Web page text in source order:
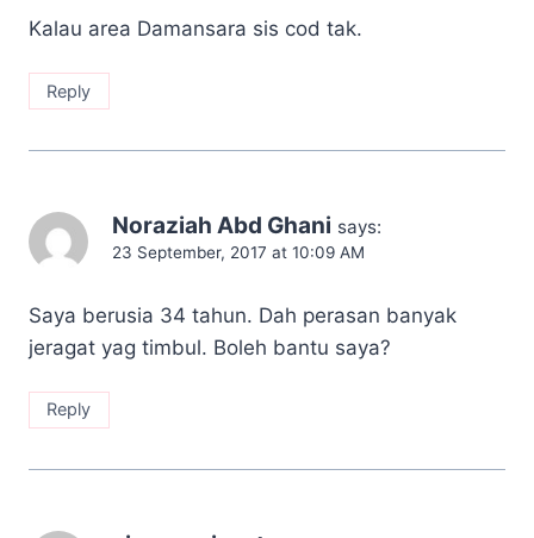
Kalau area Damansara sis cod tak.
Reply
Noraziah Abd Ghani says:
23 September, 2017 at 10:09 AM
Saya berusia 34 tahun. Dah perasan banyak
jeragat yag timbul. Boleh bantu saya?
Reply